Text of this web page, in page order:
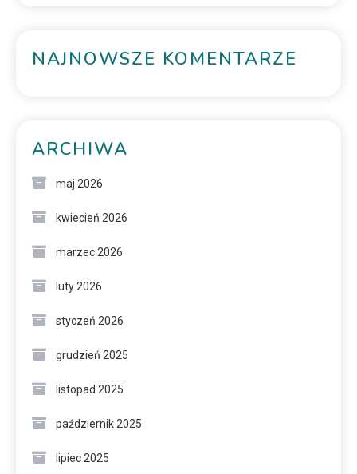
NAJNOWSZE KOMENTARZE
ARCHIWA
maj 2026
kwiecień 2026
marzec 2026
luty 2026
styczeń 2026
grudzień 2025
listopad 2025
październik 2025
lipiec 2025